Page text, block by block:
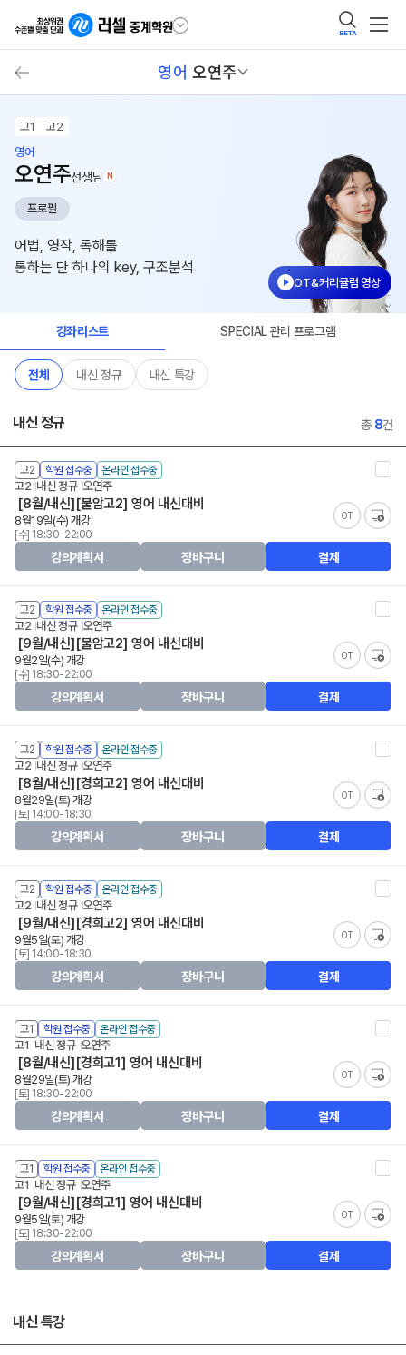
BETA
영어 오연주
고1
고2
영어
오연주선생님 N
프로필
어법, 영작, 독해를
통하는 단 하나의 key, 구조분석
OT&커리큘럼 영상
강좌리스트 SPECIAL 관리 프로그램
전체 내신 정규 내신 특강
내신 정규 총 8건
고2 학원 접수중 온라인 접수중
고2 내신 정규 오연주
[8월/내신][불암고2] 영어 내신대비
OT
8월19일(수) 개강
[수] 18:30-22:00
강의계획서 장바구니 결제
고2 학원 접수중 온라인 접수중
고2 내신 정규 오연주
[9월/내신][불암고2] 영어 내신대비
OT
9월2일(수) 개강
[수] 18:30-22:00
강의계획서 장바구니 결제
고2 학원 접수중 온라인 접수중
고2 내신 정규 오연주
[8월/내신][경희고2] 영어 내신대비
OT
8월29일(토) 개강
[토] 14:00-18:30
강의계획서 장바구니 결제
고2 학원 접수중 온라인 접수중
고2 내신 정규 오연주
[9월/내신][경희고2] 영어 내신대비
OT
9월5일(토) 개강
[토] 14:00-18:30
강의계획서 장바구니 결제
고1 학원 접수중 온라인 접수중
고1 내신 정규 오연주
[8월/내신][경희고1] 영어 내신대비
OT
8월29일(토) 개강
[토] 18:30-22:00
강의계획서 장바구니 결제
고1 학원 접수중 온라인 접수중
고1 내신 정규 오연주
[9월/내신][경희고1] 영어 내신대비
OT
9월5일(토) 개강
[토] 18:30-22:00
강의계획서 장바구니 결제
내신 특강